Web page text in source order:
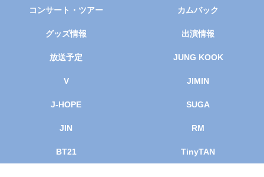
コンサート・ツアー カムバック
グッズ情報 出演情報
放送予定 JUNG KOOK
V JIMIN
J-HOPE SUGA
JIN RM
BT21 TinyTAN